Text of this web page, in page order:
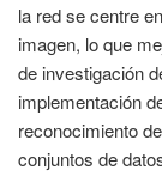
la red se centre
imagen, lo que
de investigación
implementación
reconocimiento
conjuntos de